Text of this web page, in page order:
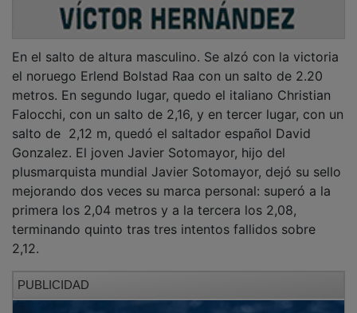
En el salto de altura masculino. Se alzó con la victoria
el noruego Erlend Bolstad Raa con un salto de 2.20
metros. En segundo lugar, quedo el italiano Christian
Falocchi, con un salto de 2,16, y en tercer lugar, con un
salto de 2,12 m, quedó el saltador español David
Gonzalez. El joven Javier Sotomayor, hijo del
plusmarquista mundial Javier Sotomayor, dejó su sello
mejorando dos veces su marca personal: superó a la
primera los 2,04 metros y a la tercera los 2,08,
terminando quinto tras tres intentos fallidos sobre
2,12.
PUBLICIDAD